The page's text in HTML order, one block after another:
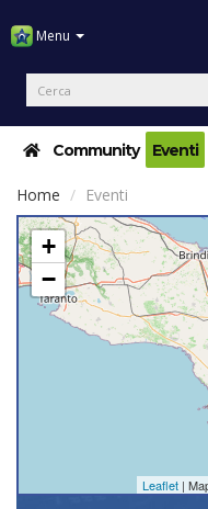
Menu
Community Eventi
Home Eventi
+
−
Leaflet |